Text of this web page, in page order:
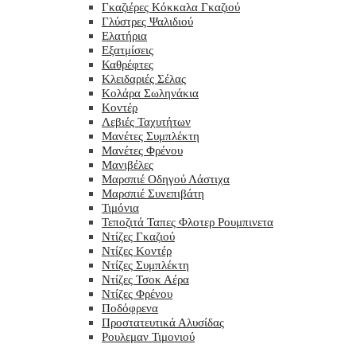
Γκαζιέρες Κόκκαλα Γκαζιού
Γλύστρες Ψαλιδιού
Ελατήρια
Εξατμίσεις
Καθρέφτες
Κλειδαριές Σέλας
Κολάρα Σωληνάκια
Κοντέρ
Λεβιές Ταχυτήτων
Μανέτες Συμπλέκτη
Μανέτες Φρένου
Μανιβέλες
Μαρσπιέ Οδηγού Λάστιχα
Μαρσπιέ Συνεπιβάτη
Τιμόνια
Τεποζιτά Ταπες Φλοτερ Ρουμπινετα
Ντίζες Γκαζιού
Ντίζες Κοντέρ
Ντίζες Συμπλέκτη
Ντίζες Τσοκ Αέρα
Ντίζες Φρένου
Ποδόφρενα
Προστατευτικά Αλυσίδας
Ρουλεμαν Τιμονιού